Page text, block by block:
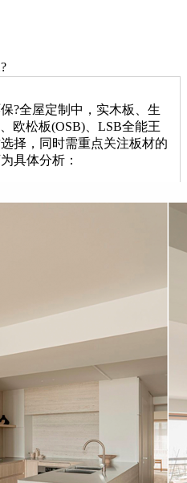
?全屋定制中，‌实木板、生
欧松板(OSB)、LSB全能王‌
择，同时需重点关注板材的‌
具体分析：